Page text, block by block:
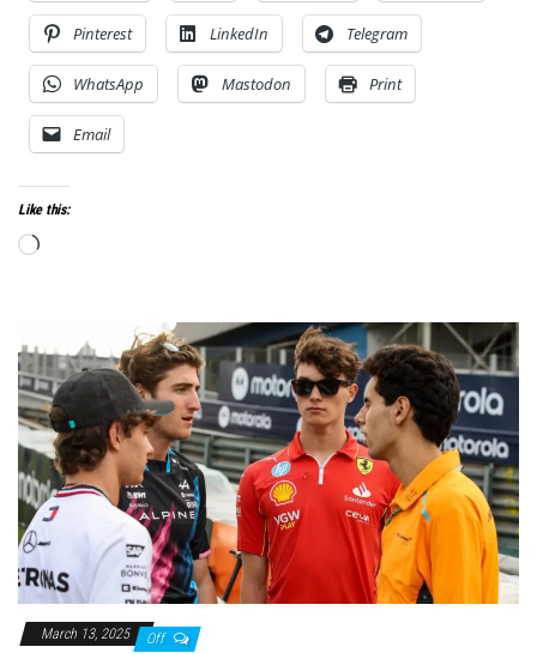
Pinterest LinkedIn Telegram
WhatsApp Mastodon Print
Email
Like this:
Loading…
March 13, 2025 Off